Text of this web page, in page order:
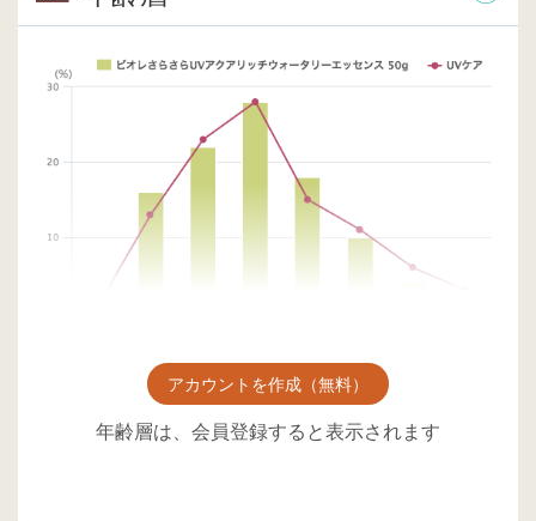
アカウントを作成（無料）
年齢層は、会員登録すると表示されます